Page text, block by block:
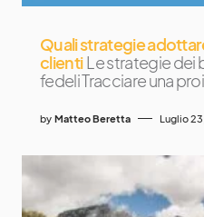
Quali strategie
clienti Le strategie dei
fedeli Tracciare una
by Matteo Beretta Luglio